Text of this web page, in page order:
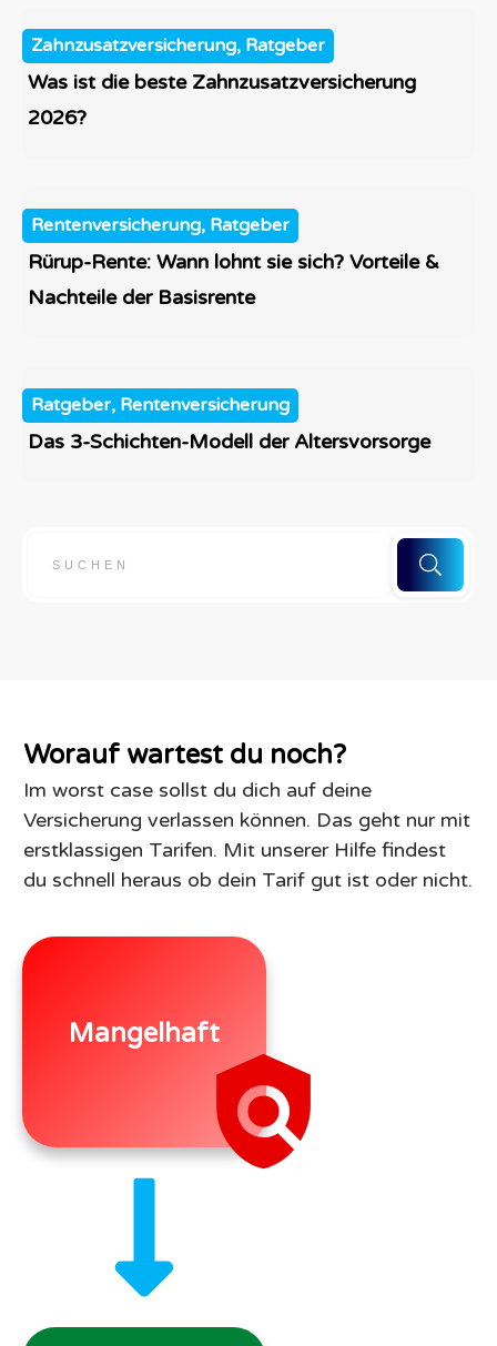
Zahnzusatzversicherung, Ratgeber
Was ist die beste Zahnzusatzversicherung
2026?
Rentenversicherung, Ratgeber
Rürup-Rente: Wann lohnt sie sich? Vorteile &
Nachteile der Basisrente
Ratgeber, Rentenversicherung
Das 3-Schichten-Modell der Altersvorsorge
Worauf wartest du noch?
Im worst case sollst du dich auf deine
Versicherung verlassen können. Das geht nur mit
erstklassigen Tarifen. Mit unserer Hilfe findest
du schnell heraus ob dein Tarif gut ist oder nicht.
Mangelhaft